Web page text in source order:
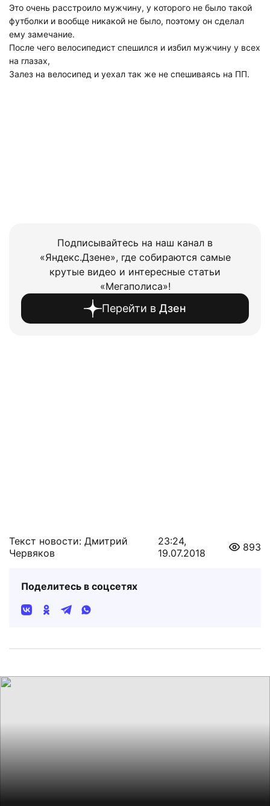
Это очень расстроило мужчину, у которого не было такой
футболки и вообще никакой не было, поэтому он сделал
ему замечание.
После чего велосипедист спешился и избил мужчину у всех
на глазах,
Залез на велосипед и уехал так же не спешиваясь на ПП.
Подписывайтесь на наш канал в
«Яндекс.Дзене», где собираются самые
крутые видео и интересные статьи
«Мегаполиса»!
Перейти в Дзен
Текст новости: Дмитрий
Червяков
23:24,
19.07.2018
893
Поделитесь в соцсетях